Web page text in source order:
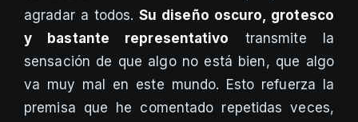
agradar a todos.Su diseño oscuro, grotesco
y bastante representativo transmite la
sensación de que algo no está bien, que algo
va muy mal en este mundo. Esto refuerza la
premisa que he comentado repetidas veces,